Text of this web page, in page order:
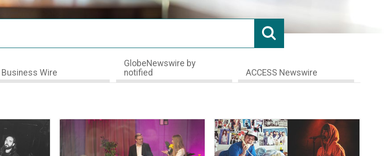
Business Wire
GlobeNewswire by
notified
ACCESS Newswire